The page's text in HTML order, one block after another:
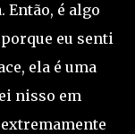
Então, é algo
eu senti
ela é uma
nisso em